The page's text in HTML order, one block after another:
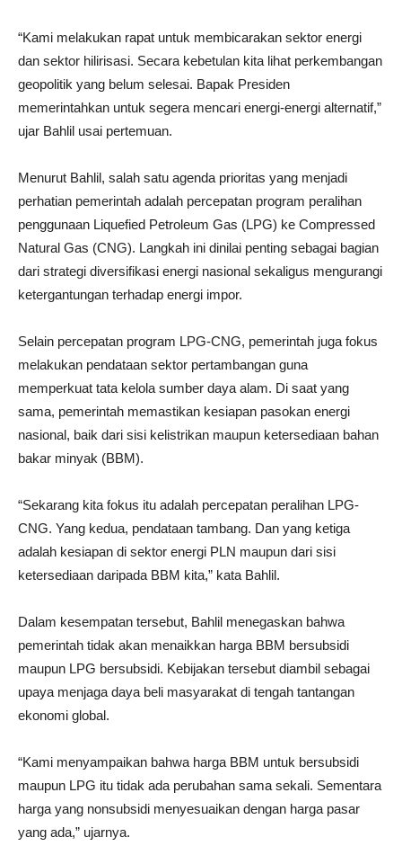
“Kami melakukan rapat untuk membicarakan sektor energi
dan sektor hilirisasi. Secara kebetulan kita lihat perkembangan
geopolitik yang belum selesai. Bapak Presiden
memerintahkan untuk segera mencari energi-energi alternatif,”
ujar Bahlil usai pertemuan.
Menurut Bahlil, salah satu agenda prioritas yang menjadi
perhatian pemerintah adalah percepatan program peralihan
penggunaan Liquefied Petroleum Gas (LPG) ke Compressed
Natural Gas (CNG). Langkah ini dinilai penting sebagai bagian
dari strategi diversifikasi energi nasional sekaligus mengurangi
ketergantungan terhadap energi impor.
Selain percepatan program LPG-CNG, pemerintah juga fokus
melakukan pendataan sektor pertambangan guna
memperkuat tata kelola sumber daya alam. Di saat yang
sama, pemerintah memastikan kesiapan pasokan energi
nasional, baik dari sisi kelistrikan maupun ketersediaan bahan
bakar minyak (BBM).
“Sekarang kita fokus itu adalah percepatan peralihan LPG-
CNG. Yang kedua, pendataan tambang. Dan yang ketiga
adalah kesiapan di sektor energi PLN maupun dari sisi
ketersediaan daripada BBM kita,” kata Bahlil.
Dalam kesempatan tersebut, Bahlil menegaskan bahwa
pemerintah tidak akan menaikkan harga BBM bersubsidi
maupun LPG bersubsidi. Kebijakan tersebut diambil sebagai
upaya menjaga daya beli masyarakat di tengah tantangan
ekonomi global.
“Kami menyampaikan bahwa harga BBM untuk bersubsidi
maupun LPG itu tidak ada perubahan sama sekali. Sementara
harga yang nonsubsidi menyesuaikan dengan harga pasar
yang ada,” ujarnya.